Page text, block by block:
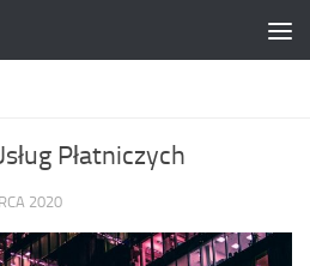
Płatniczych
2020